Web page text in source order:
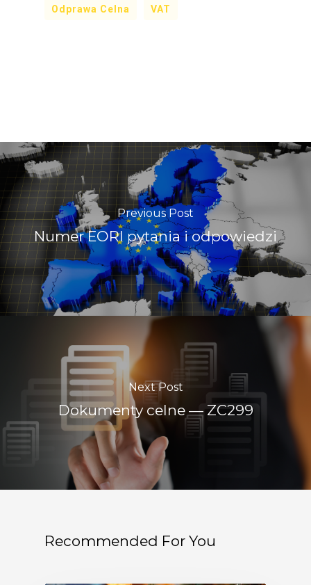
Odprawa Celna VAT
Previous Post
Numer EORI pytania i odpowiedzi
Next Post
Dokumenty celne — ZC299
Recommended For You